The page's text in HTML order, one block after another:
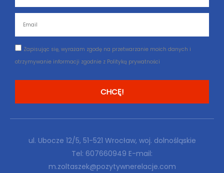
Zgoda
Zapisując się, wyrażam zgodę na przetwarzanie moich danych i
otrzymywanie informacji zgodnie z Polityką prywatności
CHCĘ!
ul. Ubocze 12/5, 51-521 Wrocław, woj. dolnośląskie
Tel: 607660949 E-mail:
m.zoltaszek@pozytywnerelacje.com